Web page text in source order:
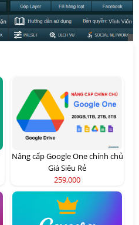
Nâng cấp Google One chính chủ
Giá Siêu Rẻ
259,000